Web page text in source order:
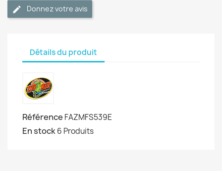
Donnez votre avis
Détails du produit
Référence FAZMFS539E
En stock6 Produits